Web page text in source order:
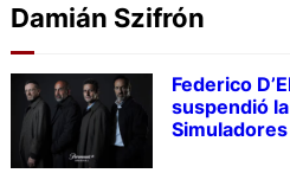
Damián Szifrón
Federico
suspendió